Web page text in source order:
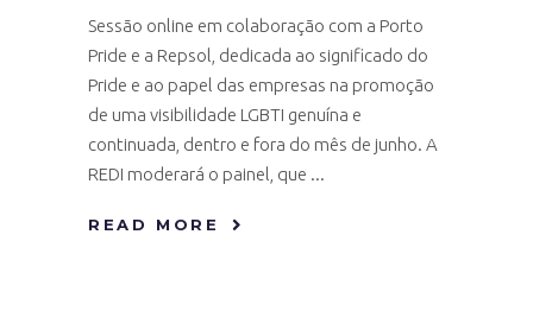
Sessão online em colaboração com a Porto
Pride e a Repsol, dedicada ao significado do
Pride e ao papel das empresas na promoção
de uma visibilidade LGBTI genuína e
continuada, dentro e fora do mês de junho. A
REDI moderará o painel, que
READ MORE